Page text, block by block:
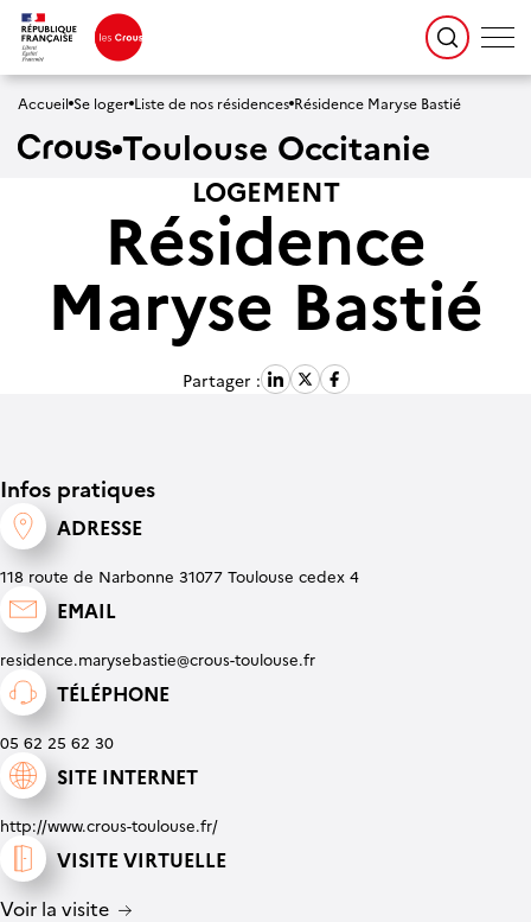
Accueil Se loger Liste de nos résidences Résidence Maryse Bastié
Toulouse Occitanie
LOGEMENT
Résidence
Maryse Bastié
Partager :
Infos pratiques
ADRESSE
118 route de Narbonne 31077 Toulouse cedex 4
EMAIL
residence.marysebastie@crous-toulouse.fr
TÉLÉPHONE
05 62 25 62 30
SITE INTERNET
http://www.crous-toulouse.fr/
VISITE VIRTUELLE
Voir la visite